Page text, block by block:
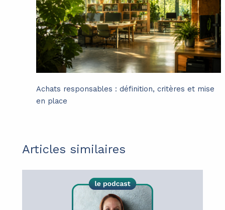
Achats responsables : définition, critères et mise
en place
Articles similaires